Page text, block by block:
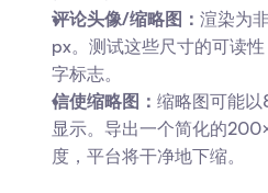
评论头像/缩略图： 渲染为
px。测试这些尺寸的可读
字标志。
信使缩略图： 缩略图可能
显示。导出一个简化的
度，平台将干净地下缩。